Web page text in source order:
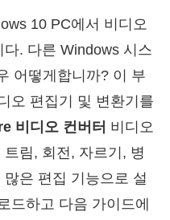
10 PC에서 비디오
. 다른 Windows 시스
어떻게합니까? 이 부
오 편집기 및 변환기를
비디오 컨버터 비디오
림, 회전, 자르기, 병
은 편집 기능으로 설
드하고 다음 가이드에